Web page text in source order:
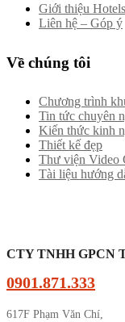
Giới thiệu
Liên hệ – Góp ý
Về chúng tôi
Chương trình
Tin tức chuyên
Kiến thức kinh
Thiết kế đẹp
Thư viện Video
Tài liệu hướng
CTY TNHH GPCN
0901.871.333
617F Phạm Văn Chí,